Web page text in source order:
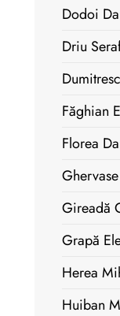
Dodoi
Driu
Făghian
Florea
Gireadă
Grapă
Herea
Huiban